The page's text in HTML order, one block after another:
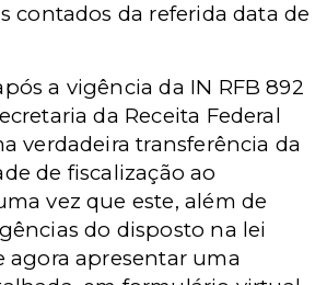
contados da referida data de
a vigência da IN RFB 892
da Receita Federal
verdadeira transferência da
de fiscalização ao
vez que este, além de
do disposto na lei
agora apresentar uma